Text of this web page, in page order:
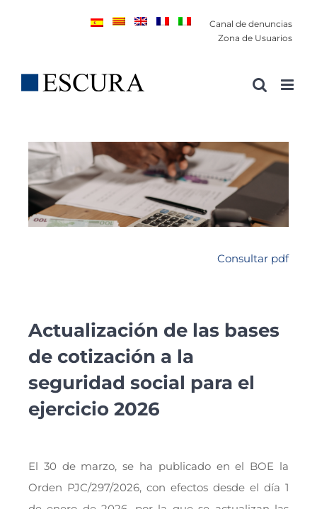
Canal de denuncias
Zona de Usuarios
Consultar pdf
Actualización de las bases
de cotización a la
seguridad social para el
ejercicio 2026
El 30 de marzo, se ha publicado en el BOE la
Orden PJC/297/2026, con efectos desde el día 1